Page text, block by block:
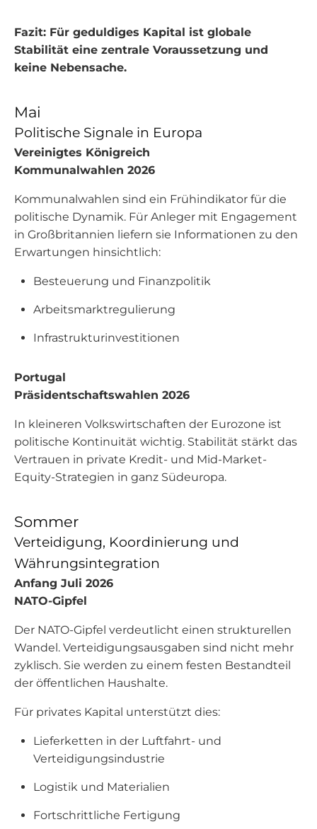
Fazit: Für geduldiges Kapital ist globale
Stabilität eine zentrale Voraussetzung und
keine Nebensache.
Mai
Politische Signale in Europa
Vereinigtes Königreich
Kommunalwahlen 2026
Kommunalwahlen sind ein Frühindikator für die
politische Dynamik. Für Anleger mit Engagement
in Großbritannien liefern sie Informationen zu den
Erwartungen hinsichtlich:
Besteuerung und Finanzpolitik
Arbeitsmarktregulierung
Infrastrukturinvestitionen
Portugal
Präsidentschaftswahlen 2026
In kleineren Volkswirtschaften der Eurozone ist
politische Kontinuität wichtig. Stabilität stärkt das
Vertrauen in private Kredit- und Mid-Market-
Equity-Strategien in ganz Südeuropa.
Sommer
Verteidigung, Koordinierung und
Währungsintegration
Anfang Juli 2026
NATO-Gipfel
Der NATO-Gipfel verdeutlicht einen strukturellen
Wandel. Verteidigungsausgaben sind nicht mehr
zyklisch. Sie werden zu einem festen Bestandteil
der öffentlichen Haushalte.
Für privates Kapital unterstützt dies:
Lieferketten in der Luftfahrt- und
Verteidigungsindustrie
Logistik und Materialien
Fortschrittliche Fertigung